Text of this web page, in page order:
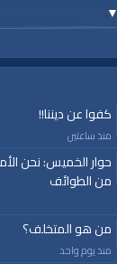
▼
كفوا عن ديننا!!
منذ ساعتين
حوار الخميس: نحن
من الطوائف
من هو المتخلف؟
منذ يوم واحد